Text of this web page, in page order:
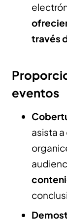
través
eventos
asista